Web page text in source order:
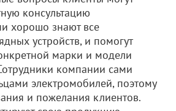
консультацию
хорошо знают все
устройств, и помогут
марки и модели
компании сами
электромобилей, поэтому
и пожелания клиентов.